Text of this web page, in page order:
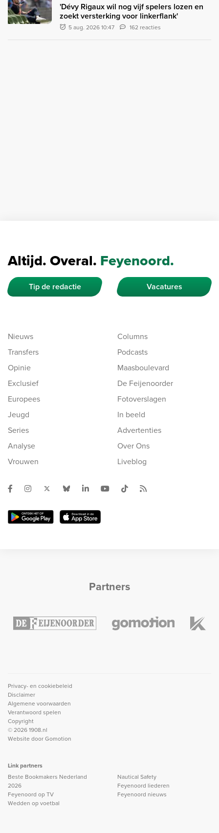
'Dévy Rigaux wil nog vijf spelers lozen en
zoekt versterking voor linkerflank'
5 aug. 2026 10:47 162 reacties
Altijd. Overal. Feyenoord.
Tip de redactie Vacatures
Nieuws
Transfers
Opinie
Exclusief
Europees
Jeugd
Series
Analyse
Vrouwen
Columns
Podcasts
Maasboulevard
De Feijenoorder
Fotoverslagen
In beeld
Advertenties
Over Ons
Liveblog
Partners
Privacy- en cookiebeleid
Disclaimer
Algemene voorwaarden
Verantwoord spelen
Copyright
© 2026 1908.nl
Website doorGomotion
Link partners
Beste Bookmakers Nederland
2026
Feyenoord op TV
Wedden op voetbal
Nautical Safety
Feyenoord liederen
Feyenoord nieuws